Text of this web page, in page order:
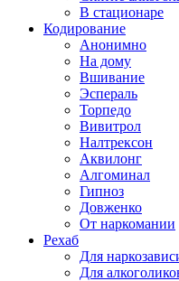
В стационаре
Кодирование
Анонимно
На дому
Вшивание
Эспераль
Торпедо
Вивитрол
Налтрексон
Аквилонг
Алгоминал
Гипноз
Довженко
От наркомании
Рехаб
Для
Для